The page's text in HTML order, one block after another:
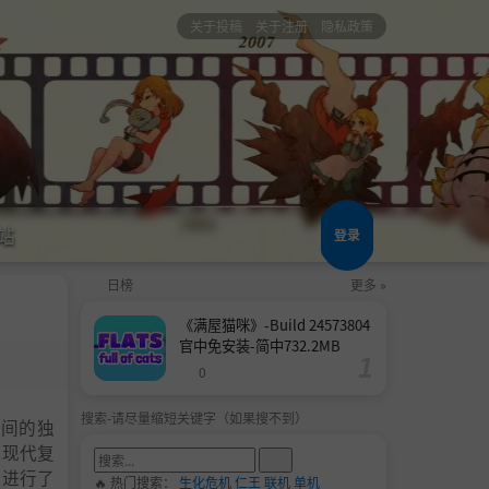
关于投稿 关于注册 隐私政策
登录
的独
代复
行了
日榜 更多 »
《满屋猫咪》-Build 24573804
官中免安装-简中732.2MB
0
搜索-请尽量缩短关键字（如果搜不到）
🔥 热门搜索： 生化危机仁王 联机单机